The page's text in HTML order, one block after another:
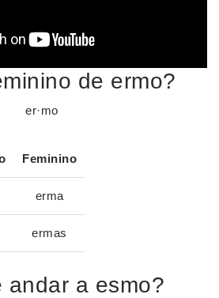
de ermo?
er·mo
Feminino
erma
ermas
andar a esmo?